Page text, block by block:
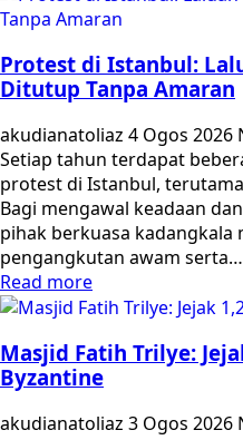
Protest di Istanbul:
Ditutup Tanpa Amaran
akudianatoliaz 4 Ogos 2026
Setiap tahun terdapat
protest di Istanbul,
Bagi mengawal keadaan
pihak berkuasa
pengangkutan awam serta…
Read more
Masjid Fatih Trilye:
Byzantine
akudianatoliaz 3 Ogos 2026